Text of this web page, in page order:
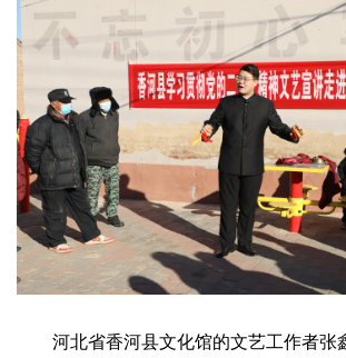
河北省香河县文化馆的文艺工作者张